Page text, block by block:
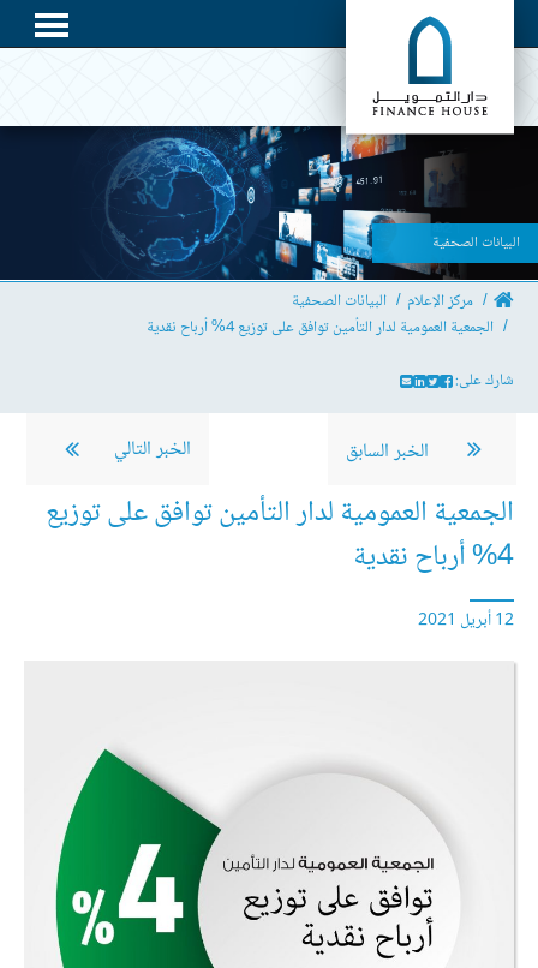
البيانات الصحفية
مركز الإعلام
البيانات الصحفية
الجمعية العمومية لدار التأمين توافق على توزيع 4% أرباح نقدية
شارك على:
الخبر السابق الخبر التالي
الجمعية العمومية لدار التأمين توافق على توزيع
4% أرباح نقدية
12 أبريل 2021